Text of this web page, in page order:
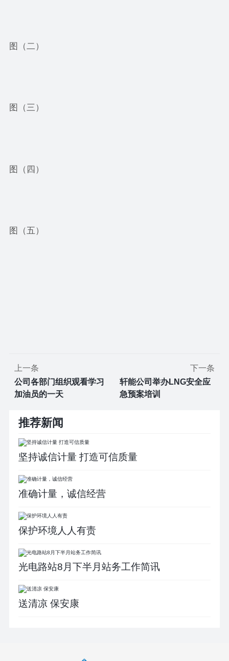
图（二）
图（三）
图（四）
图（五）
上一条
公司各部门组织观看学习
加油员的一天
下一条
轩能公司举办LNG安全应
急预案培训
推荐新闻
坚持诚信计量 打造可信质量
准确计量，诚信经营
保护环境人人有责
光电路站8月下半月站务工作简讯
送清凉 保安康